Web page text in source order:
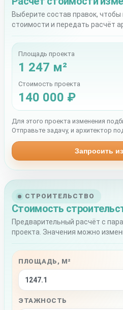
СТРОИТЕЛЬСТВО
Стоимость
Предварительный расчёт с
проекта. Значения можно
ПЛОЩАДЬ, М²
ЭТАЖНОСТЬ
Выберите состав правок,
стоимости и передать расчёт
Площадь проекта
1 247 м²
Стоимость проекта
140 000 ₽
Для этого проекта изменения
Отправьте задачу, и архитектор
Запросить